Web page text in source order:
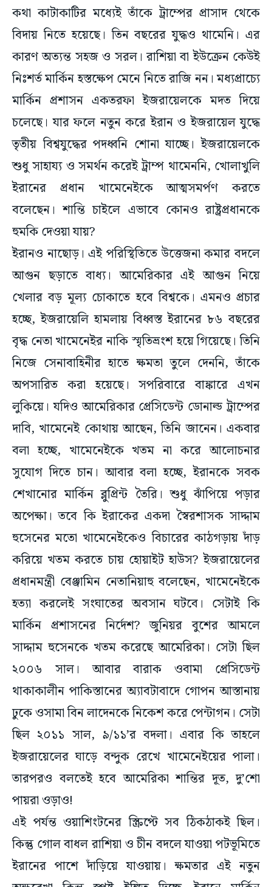
বিদায় নিতে হয়েছে। তিন বছরের যুদ্ধও থামেনি। এর
কারণ অত্যন্ত সহজ ও সরল। রাশিয়া বা ইউক্রেন কেউই
নিঃশর্ত মার্কিন হস্তক্ষেপ মেনে নিতে রাজি নন। মধ্যপ্রাচ্যে
মার্কিন প্রশাসন একতরফা ইজরায়েলকে মদত দিয়ে
চলেছে। যার ফলে নতুন করে ইরান ও ইজরায়েল যুদ্ধে
তৃতীয় বিশ্বযুদ্ধের পদধ্বনি শোনা যাচ্ছে। ইজরায়েলকে
শুধু সাহায্য ও সমর্থন করেই ট্রাম্প থামেননি, খোলাখুলি
ইরানের প্রধান খামেনেইকে আত্মসমর্পণ করতে
বলেছেন। শান্তি চাইলে এভাবে কোনও রাষ্ট্রপ্রধানকে
হুমকি দেওয়া যায়?
ইরানও নাছোড়। এই পরিস্থিতিতে উত্তেজনা কমার বদলে
আগুন ছড়াতে বাধ্য। আমেরিকার এই আগুন নিয়ে
খেলার বড় মূল্য চোকাতে হবে বিশ্বকে। এমনও প্রচার
হচ্ছে, ইজরায়েলি হামলায় বিধ্বস্ত ইরানের ৮৬ বছরের
বৃদ্ধ নেতা খামেনেইর নাকি স্মৃতিভ্রংশ হয়ে গিয়েছে। তিনি
নিজে সেনাবাহিনীর হাতে ক্ষমতা তুলে দেননি, তাঁকে
অপসারিত করা হয়েছে। সপরিবারে বাঙ্কারে এখন
লুকিয়ে। যদিও আমেরিকার প্রেসিডেন্ট ডোনাল্ড ট্রাম্পের
দাবি, খামেনেই কোথায় আছেন, তিনি জানেন। একবার
বলা হচ্ছে, খামেনেইকে খতম না করে আলোচনার
সুযোগ দিতে চান। আবার বলা হচ্ছে, ইরানকে সবক
শেখানোর মার্কিন ব্লুপ্রিন্ট তৈরি। শুধু ঝাঁপিয়ে পড়ার
অপেক্ষা। তবে কি ইরাকের একদা স্বৈরশাসক সাদ্দাম
হুসেনের মতো খামেনেইকেও বিচারের কাঠগড়ায় দাঁড়
করিয়ে খতম করতে চায় হোয়াইট হাউস? ইজরায়েলের
প্রধানমন্ত্রী বেঞ্জামিন নেতানিয়াহু বলেছেন, খামেনেইকে
হত্যা করলেই সংঘাতের অবসান ঘটবে। সেটাই কি
মার্কিন প্রশাসনের নির্দেশ? জুনিয়র বুশের আমলে
সাদ্দাম হুসেনকে খতম করেছে আমেরিকা। সেটা ছিল
২০০৬ সাল। আবার বারাক ওবামা প্রেসিডেন্ট
থাকাকালীন পাকিস্তানের অ্যাবটাবাদে গোপন আস্তানায়
ঢুকে ওসামা বিন লাদেনকে নিকেশ করে পেন্টাগন। সেটা
ছিল ২০১১ সাল, ৯/১১’র বদলা। এবার কি তাহলে
‌‌ইজরায়েলের ঘাড়ে বন্দুক রেখে খামেনেইয়ের পালা।
তারপরও বলতেই হবে আমেরিকা শান্তির দূত, দু’শো
পায়রা ওড়াও!
এই পর্যন্ত ওয়াশিংটনের স্ক্রিপ্টে সব ঠিকঠাকই ছিল।
কিন্তু গোল বাধল রাশিয়া ও চীন বদলে যাওয়া পটভূমিতে
ইরানের পাশে দাঁড়িয়ে যাওয়ায়। ক্ষমতার এই নতুন
অক্ষরেখা কিন্তু স্পষ্ট ইঙ্গিত দিচ্ছে—ইরানে মার্কিন